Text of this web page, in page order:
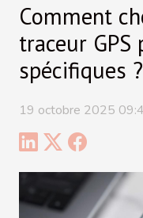
Comment
traceur
spécifiques ?
19 octobre 2025